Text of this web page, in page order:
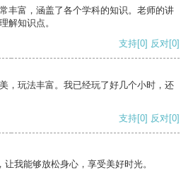
丰富，涵盖了各个学科的知识。老师的讲
解知识点。
支持[0] 反对[0]
，玩法丰富。我已经玩了好几个小时，还
支持[0] 反对[0]
我能够放松身心，享受美好时光。